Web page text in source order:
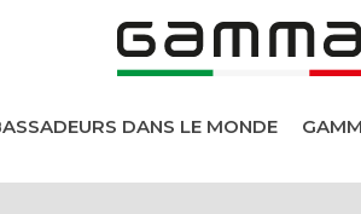
DANS LE MONDE